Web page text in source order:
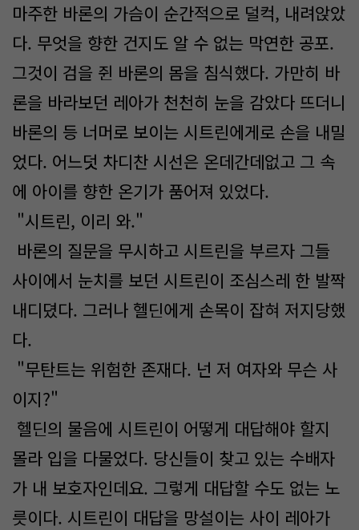
마주한 바론의 가슴이 순간적으로 덜컥, 내려앉았
다. 무엇을 향한 건지도 알 수 없는 막연한 공포.
그것이 검을 쥔 바론의 몸을 침식했다. 가만히 바
론을 바라보던 레아가 천천히 눈을 감았다 뜨더니
바론의 등 너머로 보이는 시트린에게로 손을 내밀
었다. 어느덧 차디찬 시선은 온데간데없고 그 속
에 아이를 향한 온기가 품어져 있었다.
"시트린, 이리 와."
바론의 질문을 무시하고 시트린을 부르자 그들
사이에서 눈치를 보던 시트린이 조심스레 한 발짝
내디뎠다. 그러나 헬딘에게 손목이 잡혀 저지당했
다.
"무탄트는 위험한 존재다. 넌 저 여자와 무슨 사
이지?"
헬딘의 물음에 시트린이 어떻게 대답해야 할지
몰라 입을 다물었다. 당신들이 찾고 있는 수배자
가 내 보호자인데요. 그렇게 대답할 수도 없는 노
릇이다. 시트린이 대답을 망설이는 사이 레아가